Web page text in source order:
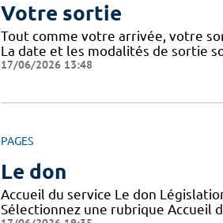
Votre sortie
Tout comme votre arrivée, votre
La date et les modalités de sortie
17/06/2026 13:48
PAGES
Le don
Accueil du service Le don
Sélectionnez une rubrique Accueil